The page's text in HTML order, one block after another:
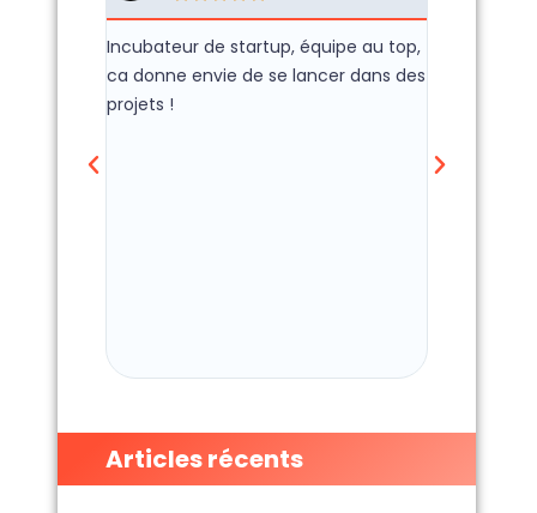
Incubateur de startup, équipe au top,
ca donne envie de se lancer dans des
projets !
L'équipe
Articles récents